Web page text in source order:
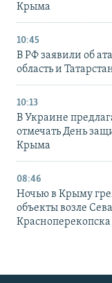
Крыма
10:45
В РФ заявили об
область и
10:13
В Украине
отмечать День
Крыма
08:46
Ночью в Крыму
объекты возле
Красноперекопска